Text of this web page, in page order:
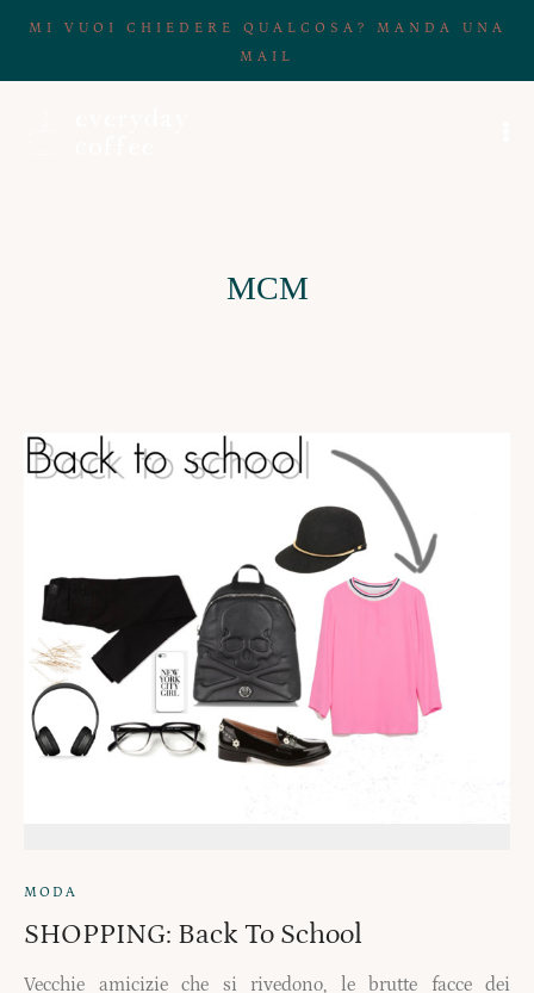
MI VUOI CHIEDERE QUALCOSA? MANDA UNA
MAIL
MCM
MODA
SHOPPING: Back To School
Vecchie amicizie che si rivedono, le brutte facce dei